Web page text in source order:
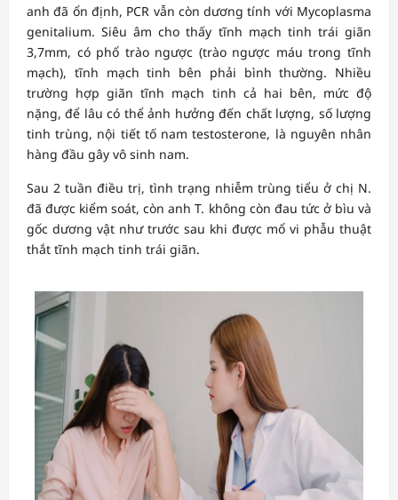
anh đã ổn định, PCR vẫn còn dương tính với Mycoplasma
genitalium. Siêu âm cho thấy tĩnh mạch tinh trái giãn
3,7mm, có phổ trào ngược (trào ngược máu trong tĩnh
mạch), tĩnh mạch tinh bên phải bình thường. Nhiều
trường hợp giãn tĩnh mạch tinh cả hai bên, mức độ
nặng, để lâu có thể ảnh hưởng đến chất lượng, số lượng
tinh trùng, nội tiết tố nam testosterone, là nguyên nhân
hàng đầu gây vô sinh nam.
Sau 2 tuần điều trị, tình trạng nhiễm trùng tiểu ở chị N.
đã được kiểm soát, còn anh T. không còn đau tức ở bìu và
gốc dương vật như trước sau khi được mổ vi phẫu thuật
thắt tĩnh mạch tinh trái giãn.